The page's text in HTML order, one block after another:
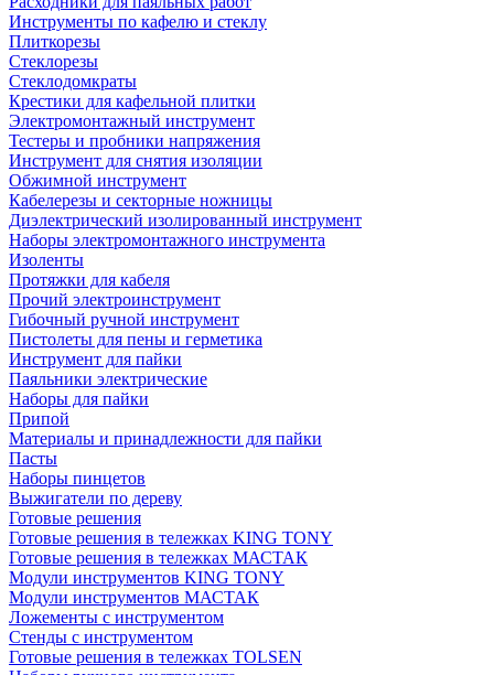
Инструменты по кафелю и стеклу
Плиткорезы
Стеклорезы
Стеклодомкраты
Крестики для кафельной плитки
Электромонтажный инструмент
Тестеры и пробники напряжения
Инструмент для снятия изоляции
Обжимной инструмент
Кабелерезы и секторные ножницы
Диэлектрический изолированный инструмент
Наборы электромонтажного инструмента
Изоленты
Протяжки для кабеля
Прочий электроинструмент
Гибочный ручной инструмент
Пистолеты для пены и герметика
Инструмент для пайки
Паяльники электрические
Наборы для пайки
Припой
Материалы и принадлежности для пайки
Пасты
Наборы пинцетов
Выжигатели по дереву
Готовые решения
Готовые решения в тележках KING TONY
Готовые решения в тележках МАСТАК
Модули инструментов KING TONY
Модули инструментов МАСТАК
Ложементы с инструментом
Стенды с инструментом
Готовые решения в тележках TOLSEN